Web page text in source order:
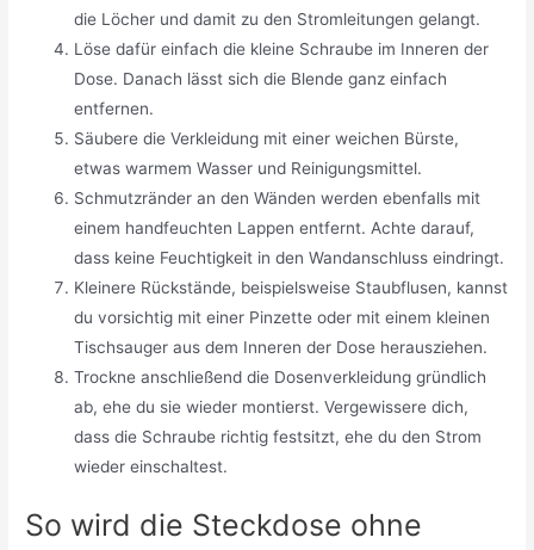
die Löcher und damit zu den Stromleitungen gelangt.
Löse dafür einfach die kleine Schraube im Inneren der
Dose. Danach lässt sich die Blende ganz einfach
entfernen.
Säubere die Verkleidung mit einer weichen Bürste,
etwas warmem Wasser und Reinigungsmittel.
Schmutzränder an den Wänden werden ebenfalls mit
einem handfeuchten Lappen entfernt. Achte darauf,
dass keine Feuchtigkeit in den Wandanschluss eindringt.
Kleinere Rückstände, beispielsweise Staubflusen, kannst
du vorsichtig mit einer Pinzette oder mit einem kleinen
Tischsauger aus dem Inneren der Dose herausziehen.
Trockne anschließend die Dosenverkleidung gründlich
ab, ehe du sie wieder montierst. Vergewissere dich,
dass die Schraube richtig festsitzt, ehe du den Strom
wieder einschaltest.
So wird die Steckdose ohne